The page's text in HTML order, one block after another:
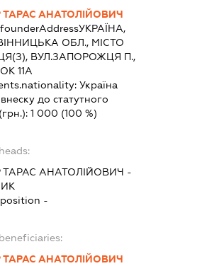
АНАТОЛІЙОВИЧ
УКРАЇНА,
ОБЛ., МІСТО
ВУЛ.ЗАПОРОЖЦЯ П.,
11А
Україна
до статутного
1 000 (100 %)
ТАРАС АНАТОЛІЙОВИЧ -
-
АНАТОЛІЙОВИЧ